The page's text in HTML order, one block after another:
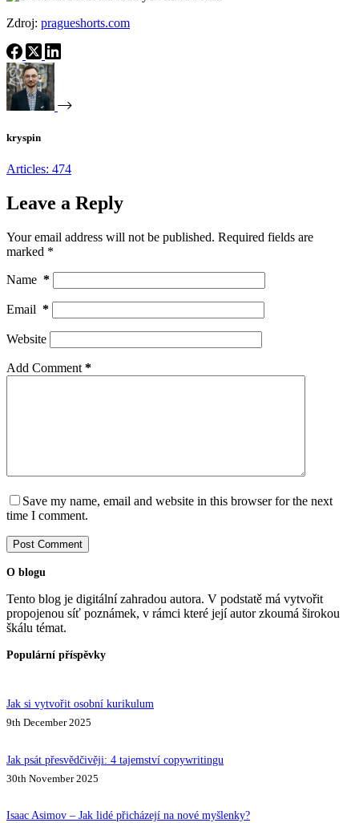
Zdroj: pragueshorts.com
kryspin
Articles: 474
Leave a Reply
Your email address will not be published. Required fields are
marked *
Name *
Email *
Website
Add Comment *
Save my name, email and website in this browser for the next
time I comment.
Post Comment
O blogu
Tento blog je digitální zahradou autora. V podstatě má vytvořit
propojenou síť poznámek, v rámci které její autor zkoumá širokou
škálu témat.
Populární příspěvky
Jak si vytvořit osobní kurikulum
9th December 2025
Jak psát přesvědčivěji: 4 tajemství copywritingu
30th November 2025
Isaac Asimov – Jak lidé přicházejí na nové myšlenky?